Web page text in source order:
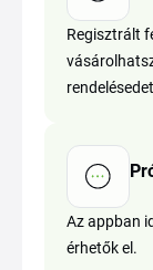
Regisztrált
Az appban
érhetők el.